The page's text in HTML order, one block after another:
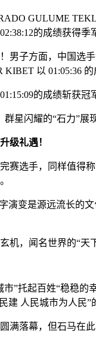
GULUME TEKLE
的成绩获得季
子方面，中国选手
以 01:05:36 的
的成绩斩获冠军
闪耀的“石力”展
级礼遇！
选手，同样值得称
变是源远流长的文
，闻名世界的“天下
市”托起百姓“稳稳的
建 人民城市为人民
落幕，但石马在此